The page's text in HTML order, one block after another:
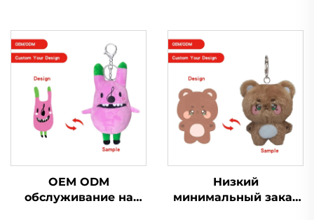
OEM ODM
обслуживание на
Низкий
минимальный заказ